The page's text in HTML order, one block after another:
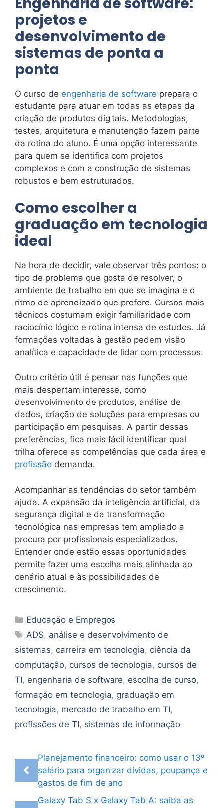
projetos e
desenvolvimento de
sistemas de ponta a
ponta
O curso de engenharia de software prepara o
estudante para atuar em todas as etapas da
criação de produtos digitais. Metodologias,
testes, arquitetura e manutenção fazem parte
da rotina do aluno. É uma opção interessante
para quem se identifica com projetos
complexos e com a construção de sistemas
robustos e bem estruturados.
Como escolher a
graduação em tecnologia
ideal
Na hora de decidir, vale observar três pontos: o
tipo de problema que gosta de resolver, o
ambiente de trabalho em que se imagina e o
ritmo de aprendizado que prefere. Cursos mais
técnicos costumam exigir familiaridade com
raciocínio lógico e rotina intensa de estudos. Já
formações voltadas à gestão pedem visão
analítica e capacidade de lidar com processos.
Outro critério útil é pensar nas funções que
mais despertam interesse, como
desenvolvimento de produtos, análise de
dados, criação de soluções para empresas ou
participação em pesquisas. A partir dessas
preferências, fica mais fácil identificar qual
trilha oferece as competências que cada área e
profissão demanda.
Acompanhar as tendências do setor também
ajuda. A expansão da inteligência artificial, da
segurança digital e da transformação
tecnológica nas empresas tem ampliado a
procura por profissionais especializados.
Entender onde estão essas oportunidades
permite fazer uma escolha mais alinhada ao
cenário atual e às possibilidades de
crescimento.
Categorias
Educação e Empregos
Tags
ADS, análise e desenvolvimento de
sistemas, carreira em tecnologia, ciência da
computação, cursos de tecnologia, cursos de
TI, engenharia de software, escolha de curso,
formação em tecnologia, graduação em
tecnologia, mercado de trabalho em TI,
profissões de TI, sistemas de informação
Planejamento financeiro: como usar o 13º
salário para organizar dívidas, poupança e
gastos de fim de ano
Galaxy Tab S x Galaxy Tab A: saiba as